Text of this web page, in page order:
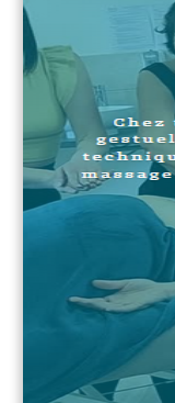
remettre par
comprenant
études de
des
conclusion.
Prendre rdv
formation à la
jury une
en